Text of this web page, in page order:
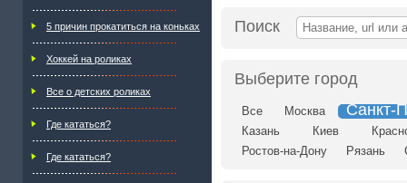
5 причин прокатиться на коньках
Хоккей на роликах
Все о детских роликах
Где кататься?
Где кататься?
Поиск
Выберите город
Все Москва Санкт-
Казань Киев
Ростов-на-Дону
Рязань